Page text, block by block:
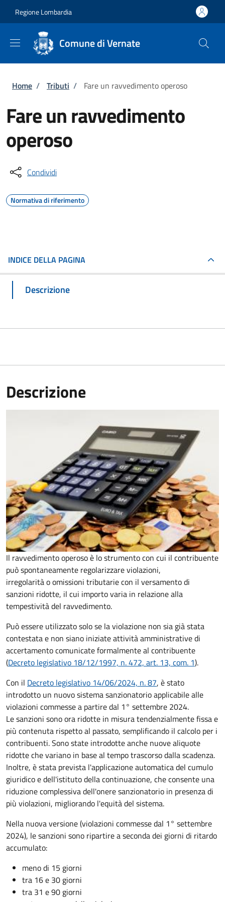
Regione Lombardia
Comune di Vernate
Briciole di pane
Home / Tributi / Fare un ravvedimento operoso
Fare un ravvedimento
operoso
Condividi
Normativa di riferimento
INDICE DELLA PAGINA
Descrizione
Descrizione
Il ravvedimento operoso è lo strumento con cui il contribuente
può spontaneamente regolarizzare violazioni,
irregolarità o omissioni tributarie con il versamento di
sanzioni ridotte, il cui importo varia in relazione alla
tempestività del ravvedimento.
Può essere utilizzato solo se la violazione non sia già stata
contestata e non siano iniziate attività amministrative di
accertamento comunicate formalmente al contribuente
(Decreto legislativo 18/12/1997, n. 472, art. 13, com. 1).
Con il Decreto legislativo 14/06/2024, n. 87, è stato
introdotto un nuovo sistema sanzionatorio applicabile alle
violazioni commesse a partire dal 1° settembre 2024.
Le sanzioni sono ora ridotte in misura tendenzialmente fissa e
più contenuta rispetto al passato, semplificando il calcolo per i
contribuenti. Sono state introdotte anche nuove aliquote
ridotte che variano in base al tempo trascorso dalla scadenza.
Inoltre, è stata prevista l'applicazione automatica del cumulo
giuridico e dell'istituto della continuazione, che consente una
riduzione complessiva dell'onere sanzionatorio in presenza di
più violazioni, migliorando l'equità del sistema.
Nella nuova versione (violazioni commesse dal 1° settembre
2024), le sanzioni sono ripartire a seconda dei giorni di ritardo
accumulato:
meno di 15 giorni
tra 16 e 30 giorni
tra 31 e 90 giorni